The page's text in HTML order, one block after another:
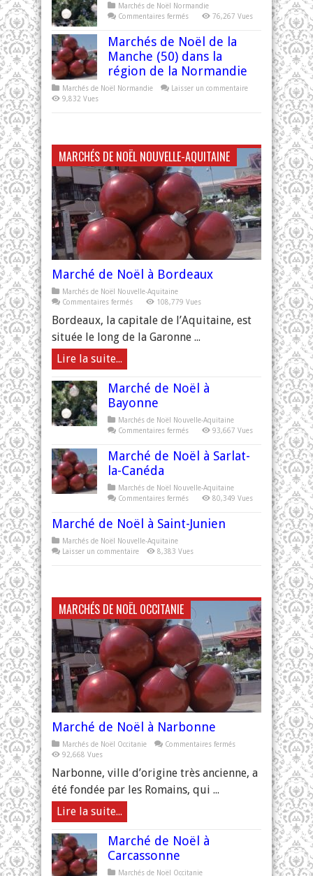
Havre
Marchés de Noël Normandie
Commentaires ferméssur
Noël
à
Caen
76,267 Vues
Marchés de Noël de la
Manche (50) dans la
région de la Normandie
Marchés de Noël Normandie
Laisser un commentaire
9,832 Vues
MARCHÉS DE NOËL NOUVELLE-AQUITAINE
Marché de Noël à Bordeaux
Marchés de Noël Nouvelle-Aquitaine
Commentaires ferméssur
de
Noël
Bordeaux
108,779 Vues
Bordeaux, la capitale de l’Aquitaine, est
située le long de la Garonne ...
Lire la suite...
Marché de Noël à
Bayonne
Marchés de Noël Nouvelle-Aquitaine
Commentaires ferméssur
Noël
à
93,667 Vues
Marché de Noël à Sarlat-
la-Canéda
Marchés de Noël Nouvelle-Aquitaine
Commentaires ferméssur
Noël
à
Canéda
80,349 Vues
Marché de Noël à Saint-Junien
Marchés de Noël Nouvelle-Aquitaine
Laisser un commentaire
8,383 Vues
MARCHÉS DE NOËL OCCITANIE
Marché de Noël à Narbonne
Marchés de Noël Occitanie Commentaires ferméssur
à
92,668 Vues
Narbonne, ville d’origine très ancienne, a
été fondée par les Romains, qui ...
Lire la suite...
Marché de Noël à
Carcassonne
Marchés de Noël Occitanie